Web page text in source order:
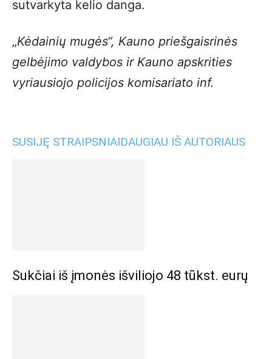
sutvarkyta kelio danga.
„Kėdainių mugės“, Kauno priešgaisrinės
gelbėjimo valdybos ir Kauno apskrities
vyriausiojo policijos komisariato inf.
SUSIJĘ STRAIPSNIAIDAUGIAU IŠ AUTORIAUS
Sukčiai iš įmonės išviliojo 48 tūkst. eurų